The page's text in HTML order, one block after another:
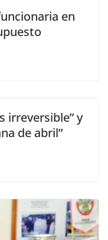
en
irreversible” y
de abril”